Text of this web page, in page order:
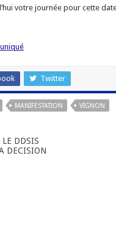
votre journée pour cette
Twitter
MANIFESTATION VIGNON
LE DDSIS
DECISION